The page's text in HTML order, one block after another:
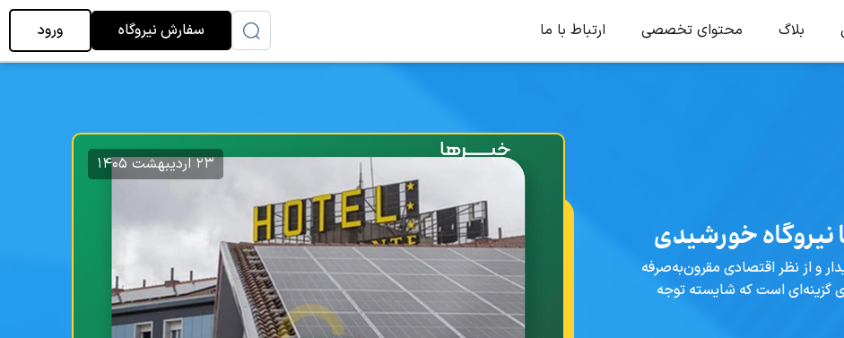
بلاگ محتوای تخصصی ارتباط با ما سفارش نیروگاه ورود
خورشیدی
و از نظر اقتصادی مقرون‌به‌صرفه
گزینه‌ای است که شایسته توجه
۲۳ اردیبهشت ۱۴۰۵